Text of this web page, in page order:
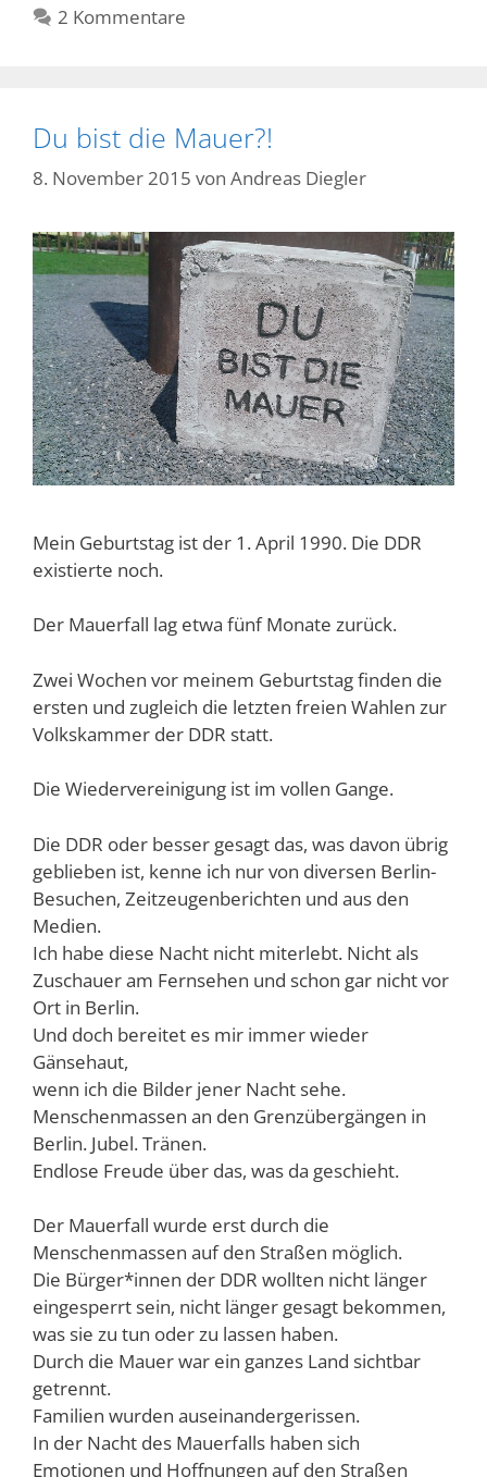
2 Kommentare
Du bist die Mauer?!
8. November 2015 von Andreas Diegler
Mein Geburtstag ist der 1. April 1990. Die DDR
existierte noch.
Der Mauerfall lag etwa fünf Monate zurück.
Zwei Wochen vor meinem Geburtstag finden die
ersten und zugleich die letzten freien Wahlen zur
Volkskammer der DDR statt.
Die Wiedervereinigung ist im vollen Gange.
Die DDR oder besser gesagt das, was davon übrig
geblieben ist, kenne ich nur von diversen Berlin-
Besuchen, Zeitzeugenberichten und aus den
Medien.
Ich habe diese Nacht nicht miterlebt. Nicht als
Zuschauer am Fernsehen und schon gar nicht vor
Ort in Berlin.
Und doch bereitet es mir immer wieder
Gänsehaut,
wenn ich die Bilder jener Nacht sehe.
Menschenmassen an den Grenzübergängen in
Berlin. Jubel. Tränen.
Endlose Freude über das, was da geschieht.
Der Mauerfall wurde erst durch die
Menschenmassen auf den Straßen möglich.
Die Bürger*innen der DDR wollten nicht länger
eingesperrt sein, nicht länger gesagt bekommen,
was sie zu tun oder zu lassen haben.
Durch die Mauer war ein ganzes Land sichtbar
getrennt.
Familien wurden auseinandergerissen.
In der Nacht des Mauerfalls haben sich
Emotionen und Hoffnungen auf den Straßen